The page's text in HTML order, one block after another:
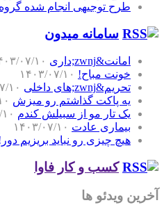
طرح توجیهی انجام شده گروه
سامانه میدون
امانت&zwnj;داری
۱۴۰۳/۰۷/
خونت مباح! ۱۴۰۳/۰۷/۱۰
تحریم&zwnj;های داخلی
یه پاکت گذاشتم رو میزش
یک تار مو از سبیلش کندم
بیماری عادت ۱۴۰۳/۰۷/۱۰
هیچ چیزی رو نباید بریزیم
کسب و کار فاوا
آخرین ویدئو ها